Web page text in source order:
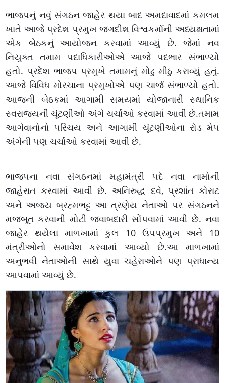
ભાજપનું નવું સંગઠન જાહેર થયા બાદ અમદાવાદમાં કમલમ
ખાતે આજે પ્રદેશ પ્રમુખ જગદીશ વિશ્વકર્માની અધ્યક્ષતામાં
એક બેઠકનું આયોજન કરવામાં આવ્યું છે. જેમાં નવ
નિયુક્ત તમામ પદાધિકારીઓએ આજે પદભાર સંભાળ્યો
હતો. પ્રદેશ ભાજપ પ્રમુખે તમામનું મોઢુ મીઠુ કરાવ્યું હતું.
આજે વિવિધ મોરચાના પ્રમુખોએ પણ ચાર્જ સંભાળ્યો હતો.
આજની બેઠકમાં આગામી સમયમાં યોજાનારી સ્થાનિક
સ્વરાજ્યની ચૂંટણીઓ અંગે ચર્ચાઓ કરવામાં આવી છે.તમામ
આગેવાનોનો પરિચય અને આગામી ચૂંટણીઓના રોડ મેપ
અંગેની પણ ચર્ચાઓ કરવામાં આવી છે.
ભાજપના નવા સંગઠનમાં મહામંત્રી પદે નવા નામોની
જાહેરાત કરવામાં આવી છે. અનિરુદ્ધ દવે, પ્રશાંત કોરાટ
અને અજય બ્રહ્મભટ્ટ આ ત્રણેય નેતાઓ પર સંગઠનને
મજબૂત કરવાની મોટી જવાબદારી સોંપવામાં આવી છે. નવા
જાહેર થયેલા માળખામાં કુલ 10 ઉપપ્રમુખ અને 10
મંત્રીઓનો સમાવેશ કરવામાં આવ્યો છે.આ માળખામાં
અનુભવી નેતાઓની સાથે યુવા ચહેરાઓને પણ પ્રાધાન્ય
આપવામાં આવ્યું છે.